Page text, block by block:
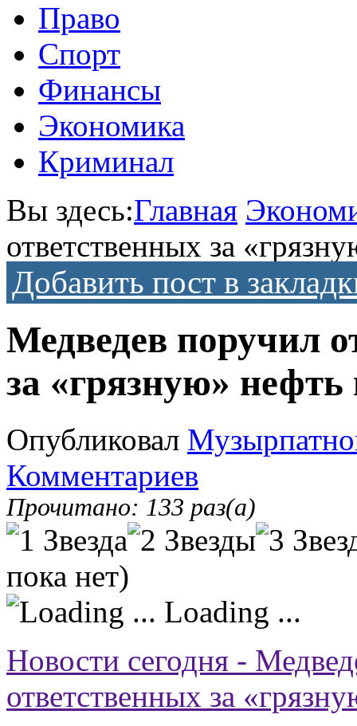
Право
Спорт
Финансы
Экономика
Криминал
Вы здесь:Главная
ответственных за
Добавить пост в
Медведев поручил
за «грязную»
Опубликовал
Комментариев
Прочитано: 133 раз(а)
пока нет)
Loading ...
Новости сегодня -
ответственных за